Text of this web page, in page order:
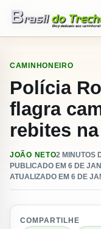
CAMINHONEIRO
Polícia
flagra
rebites
JOÃO NETO2 MINUTOS
PUBLICADO EM 6 DE
ATUALIZADO EM 6 DE
COMPARTILHE